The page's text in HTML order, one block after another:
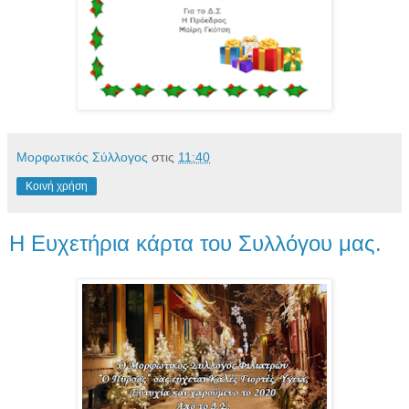
Μορφωτικός Σύλλογος στις 11:40
Κοινή χρήση
Η Ευχετήρια κάρτα του Συλλόγου μας.